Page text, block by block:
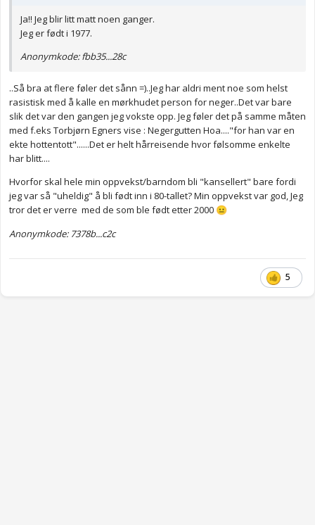
Ja!! Jeg blir litt matt noen ganger.
Jeg er født i 1977.
Anonymkode: fbb35...28c
..Så bra at flere føler det sånn =)..Jeg har aldri ment noe som helst
rasistisk med å kalle en mørkhudet person for neger..Det var bare
slik det var den gangen jeg vokste opp. Jeg føler det på samme måten
med f.eks Torbjørn Egners vise : Negergutten Hoa...."for han var en
ekte hottentott"......Det er helt hårreisende hvor følsomme enkelte
har blitt....
Hvorfor skal hele min oppvekst/barndom bli "kansellert" bare fordi
jeg var så "uheldig" å bli født inn i 80-tallet? Min oppvekst var god, Jeg
tror det er verre med de som ble født etter 2000 😐
Anonymkode: 7378b...c2c
5